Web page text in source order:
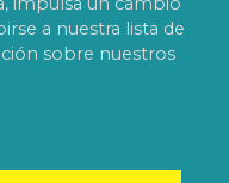
a nuestra lista de
sobre nuestros